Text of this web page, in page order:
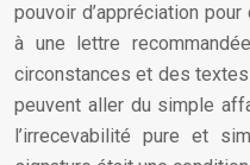
pouvoir d’appréciation
à une lettre
circonstances et des
peuvent aller du simple
l’irrecevabilité pure et